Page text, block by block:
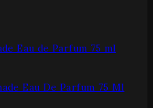
Eau De Parfum 75 Ml